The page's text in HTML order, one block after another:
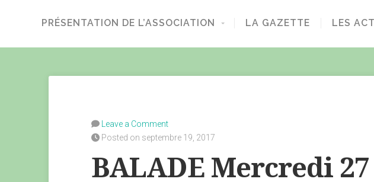
PRÉSENTATION DE L’ASSOCIATION LA GAZETTE LES
Leave a Comment
Posted on septembre 19, 2017
BALADE Mercredi 27